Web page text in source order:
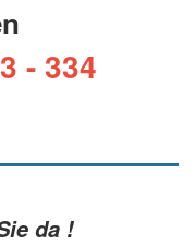
- 334
da !